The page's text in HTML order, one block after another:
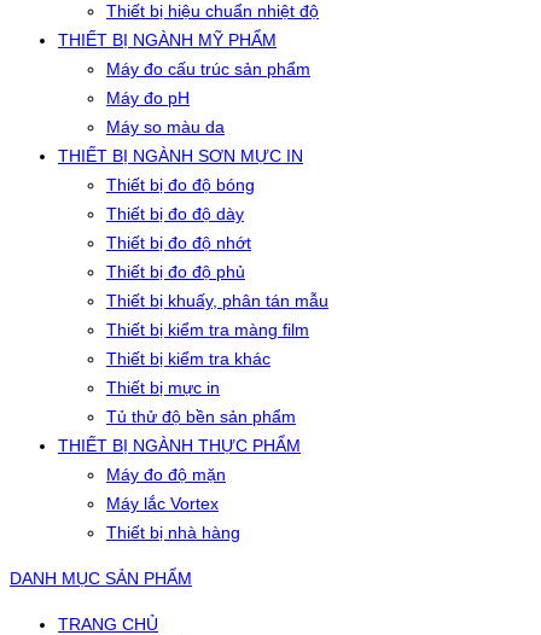
Thiết bị hiệu chuẩn nhiệt độ
THIẾT BỊ NGÀNH MỸ PHẨM
Máy đo cấu trúc sản phẩm
Máy đo pH
Máy so màu da
THIẾT BỊ NGÀNH SƠN MỰC IN
Thiết bị đo độ bóng
Thiết bị đo độ dày
Thiết bị đo độ nhớt
Thiết bị đo độ phủ
Thiết bị khuấy, phân tán mẫu
Thiết bị kiểm tra màng film
Thiết bị kiểm tra khác
Thiết bị mực in
Tủ thử độ bền sản phẩm
THIẾT BỊ NGÀNH THỰC PHẨM
Máy đo độ mặn
Máy lắc Vortex
Thiết bị nhà hàng
DANH MỤC SẢN PHẨM
TRANG CHỦ